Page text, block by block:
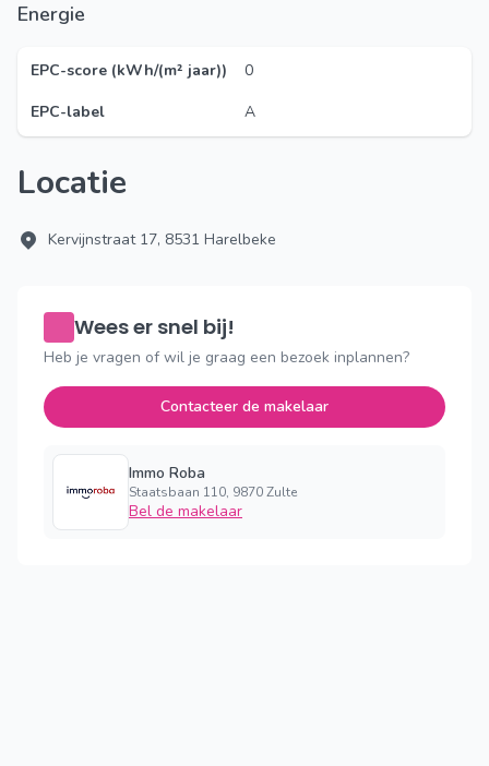
Energie
EPC-score (kWh/(m² jaar))
0
EPC-label
A
Locatie
Kervijnstraat 17, 8531 Harelbeke
Wees er snel bij!
Heb je vragen of wil je graag een bezoek inplannen?
Contacteer de makelaar
Immo Roba
Staatsbaan 110, 9870 Zulte
Bel de makelaar